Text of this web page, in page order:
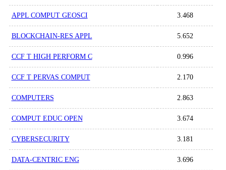
APPL COMPUT GEOSCI 3.468
BLOCKCHAIN-RES APPL 5.652
CCF T HIGH PERFORM C 0.996
CCF T PERVAS COMPUT 2.170
COMPUTERS 2.863
COMPUT EDUC OPEN 3.674
CYBERSECURITY 3.181
DATA-CENTRIC ENG 3.696